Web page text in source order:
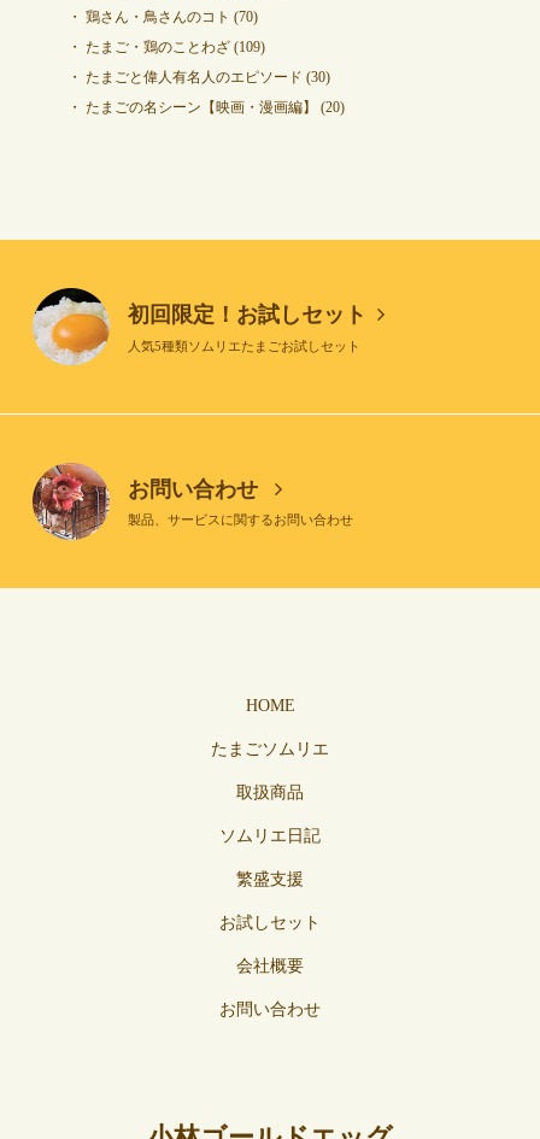
鶏さん・鳥さんのコト (70)
たまご・鶏のことわざ(109)
たまごと偉人有名人のエピソード (30)
たまごの名シーン【映画・漫画編】
(20)
初回限定！お試しセット
人気5種類ソムリエたまごお試しセット
お問い合わせ
製品、サービスに関するお問い合わせ
HOME
たまごソムリエ
取扱商品
ソムリエ日記
繁盛支援
お試しセット
会社概要
お問い合わせ